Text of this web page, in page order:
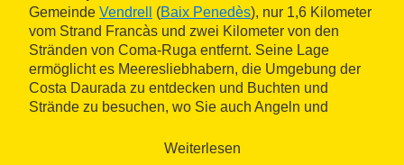
Gemeinde Vendrell (Baix Penedès), nur 1,6 Kilometer
vom Strand Francàs und zwei Kilometer von den
Stränden von Coma-Ruga entfernt. Seine Lage
ermöglicht es Meeresliebhabern, die Umgebung der
Costa Daurada zu entdecken und Buchten und
Strände zu besuchen, wo Sie auch Angeln und
Ort zum Wandern, mit verschiedenen Routen zum
Weiterlesen